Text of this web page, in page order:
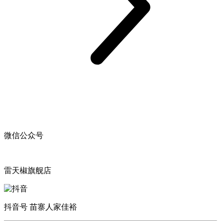
微信公众号
雷天椒旗舰店
抖音号 苗寨人家佳裕